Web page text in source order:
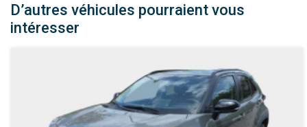
D’autres véhicules pourraient vous
intéresser